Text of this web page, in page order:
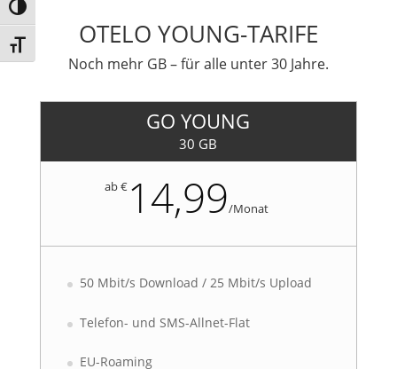
Umschalten auf hohe Kontraste
Schrift vergrößernOTELO YOUNG-TARIFE
Noch mehr GB – für alle unter 30 Jahre.
GO YOUNG
30 GB
ab € 14,99/Monat
50 Mbit/s Download / 25 Mbit/s Upload
Telefon- und SMS-Allnet-Flat
EU-Roaming